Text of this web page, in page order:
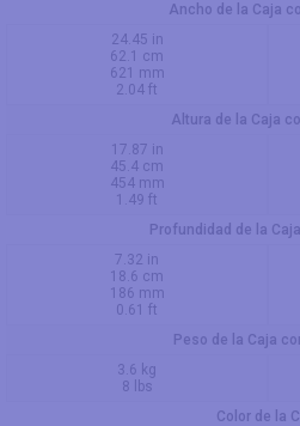
Ancho de la Caja
24.45 in
62.1 cm
621 mm
2.04 ft
Altura de la Caja
17.87 in
45.4 cm
454 mm
1.49 ft
Profundidad de la
7.32 in
18.6 cm
186 mm
0.61 ft
Peso de la Caja
3.6 kg
8 lbs
Color de la